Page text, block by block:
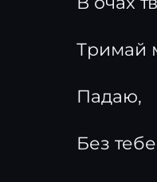
Тримай
Падаю,
Без